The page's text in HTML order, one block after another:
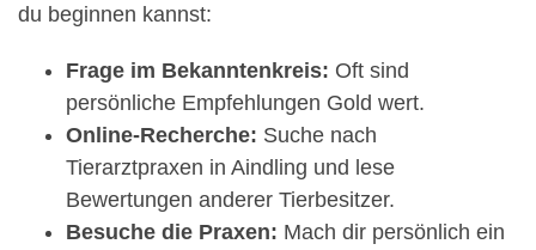
du beginnen kannst:
Frage im Bekanntenkreis: Oft sind
persönliche Empfehlungen Gold wert.
Online-Recherche: Suche nach
Tierarztpraxen in Aindling und lese
Bewertungen anderer Tierbesitzer.
Besuche die Praxen: Mach dir persönlich ein